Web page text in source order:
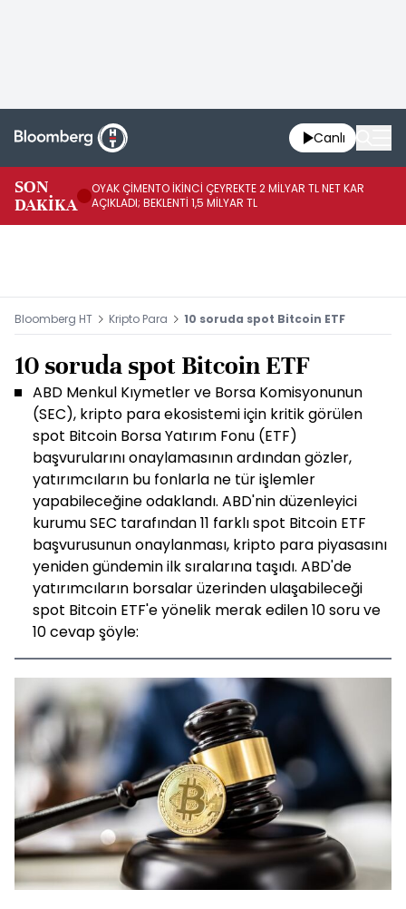
Canlı
SON
DAKİKA
OYAK ÇİMENTO İKİNCİ ÇEYREKTE 2 MİLYAR TL NET KAR
AÇIKLADI; BEKLENTİ 1,5 MİLYAR TL
Bloomberg HT Kripto Para 10 soruda spot Bitcoin ETF
10 soruda spot Bitcoin ETF
ABD Menkul Kıymetler ve Borsa Komisyonunun
(SEC), kripto para ekosistemi için kritik görülen
spot Bitcoin Borsa Yatırım Fonu (ETF)
başvurularını onaylamasının ardından gözler,
yatırımcıların bu fonlarla ne tür işlemler
yapabileceğine odaklandı. ABD'nin düzenleyici
kurumu SEC tarafından 11 farklı spot Bitcoin ETF
başvurusunun onaylanması, kripto para piyasasını
yeniden gündemin ilk sıralarına taşıdı. ABD'de
yatırımcıların borsalar üzerinden ulaşabileceği
spot Bitcoin ETF'e yönelik merak edilen 10 soru ve
10 cevap şöyle: